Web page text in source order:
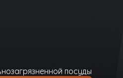
посуды